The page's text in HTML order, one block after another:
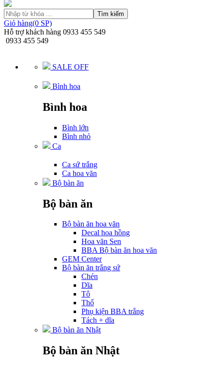
Tìm kiếm
Giỏ hàng(0 SP)
Hỗ trợ khách hàng 0933 455 549
0933 455 549
SALE OFF
Bình hoa
Bình hoa
Bình lớn
Bình nhỏ
Ca
Ca sứ trắng
Ca hoa văn
Bộ bàn ăn
Bộ bàn ăn
Bộ bàn ăn hoa văn
Decal hoa hồng
Hoa văn Sen
BBA Bộ bàn ăn hoa văn
GEM Center
Bộ bàn ăn trắng sứ
Chén
Dĩa
Tô
Thố
Phụ kiện BBA trắng
Tách + dĩa
Bộ bàn ăn Nhật
Bộ bàn ăn Nhật